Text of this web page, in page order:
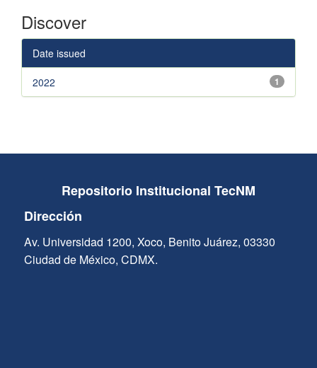
Discover
Date issued
1
2022
Repositorio Institucional TecNM
Dirección
Av. Universidad 1200, Xoco, Benito Juárez, 03330
Ciudad de México, CDMX.